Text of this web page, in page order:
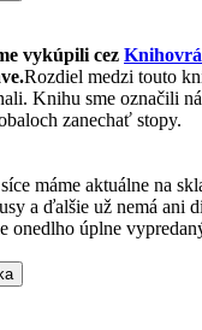
vykúpili cez
Rozdiel medzi touto
Knihu sme označili
zanechať stopy.
máme aktuálne na
a ďalšie už nemá ani
onedlho úplne